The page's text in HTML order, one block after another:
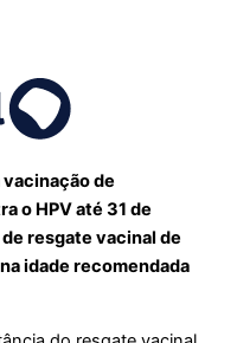
de
o HPV até 31 de
resgate vacinal de
idade recomendada